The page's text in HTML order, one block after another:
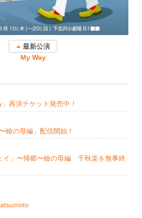
最新公演
My Way
再演チケット発売中！
瞼の母編」配信開始！
イ」〜帰郷〜瞼の母編 千秋楽を無事終